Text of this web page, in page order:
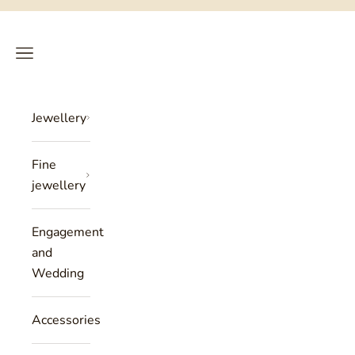
Skip to content
Menu
Jewellery
Fine
jewellery
Engagement
and
Wedding
Accessories